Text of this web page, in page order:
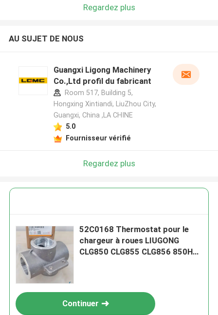
Regardez plus
AU SUJET DE NOUS
Guangxi Ligong Machinery
Co.,Ltd profil du fabricant
Room 517, Building 5,
Hongxing Xintiandi, LiuZhou City,
Guangxi, China ,LA CHINE
5.0
Fournisseur vérifié
Regardez plus
52C0168 Thermostat pour le
chargeur à roues LIUGONG
CLG850 CLG855 CLG856 850H
Continuer